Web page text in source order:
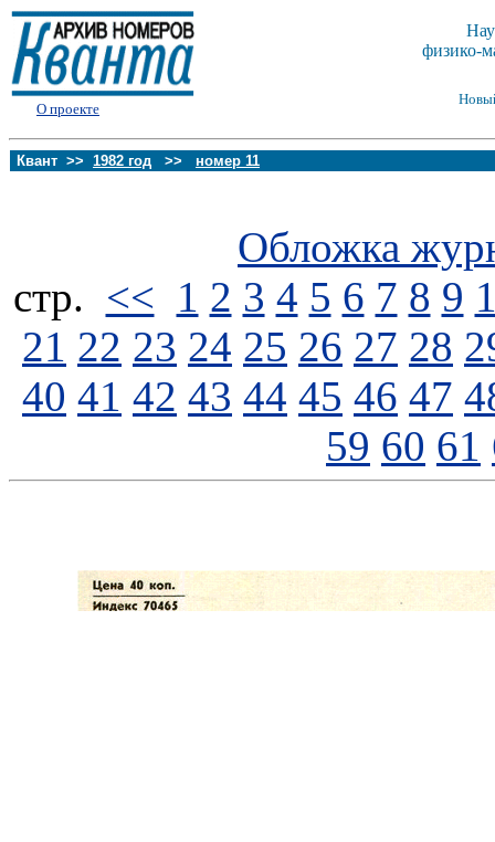
О проекте
физико-
Квант >> 1982 год >> номер 11
Обложка
стp. << 1 2 3 4 5 6 7 8 9
21 22 23 24 25 26 27 28
40 41 42 43 44 45 46 47
59 60 61